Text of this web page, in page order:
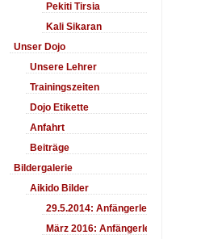
Pekiti Tirsia
Kali Sikaran
Unser Dojo
Unsere Lehrer
Trainingszeiten
Dojo Etikette
Anfahrt
Beiträge
Bildergalerie
Aikido Bilder
29.5.2014: Anfängerlehrgang Aiki-Ken
März 2016: Anfängerlehrgang